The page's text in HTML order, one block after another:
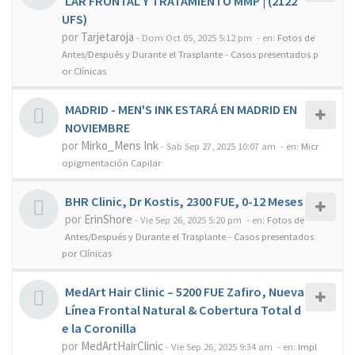
UFS)
por Tarjetaroja - Dom Oct 05, 2025 5:12 pm - en: Fotos de
Antes/Después y Durante el Trasplante - Casos presentados p
or Clínicas
MADRID - MEN'S INK ESTARÁ EN MADRID EN
NOVIEMBRE
por Mirko_Mens Ink- Sab Sep 27, 2025 10:07 am - en: Micr
opigmentación Capilar
BHR Clinic, Dr Kostis, 2300 FUE, 0-12 Meses
por ErinShore -Vie Sep 26, 2025 5:20 pm - en: Fotos de
Antes/Después y Durante el Trasplante - Casos presentados
por Clínicas
MedArt Hair Clinic – 5200 FUE Zafiro, Nueva
Línea Frontal Natural & Cobertura Total d
e la Coronilla
por MedArtHairClinic-Vie Sep 26, 2025 9:34 am - en: Impl